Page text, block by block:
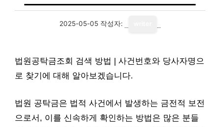
2025-05-05 작성자:
법원공탁금조회 검색 방법 | 사건번호와 당사자명으
로 찾기에 대해 알아보겠습니다.
법원 공탁금은 법적 사건에서 발생하는 금전적 보전
으로서, 이를 신속하게 확인하는 방법은 많은 분들